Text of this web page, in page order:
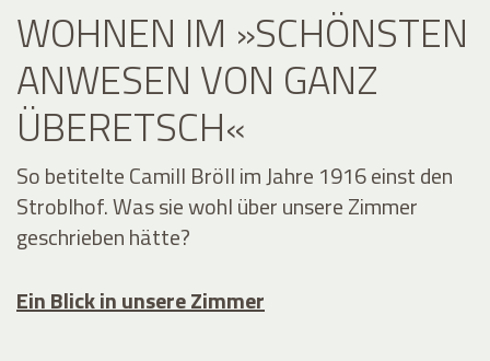
WOHNEN IM »SCHÖNSTEN
ANWESEN VON GANZ
ÜBERETSCH«
So betitelte Camill Bröll im Jahre 1916 einst den
Stroblhof. Was sie wohl über unsere Zimmer
geschrieben hätte?
Ein Blick in unsere Zimmer